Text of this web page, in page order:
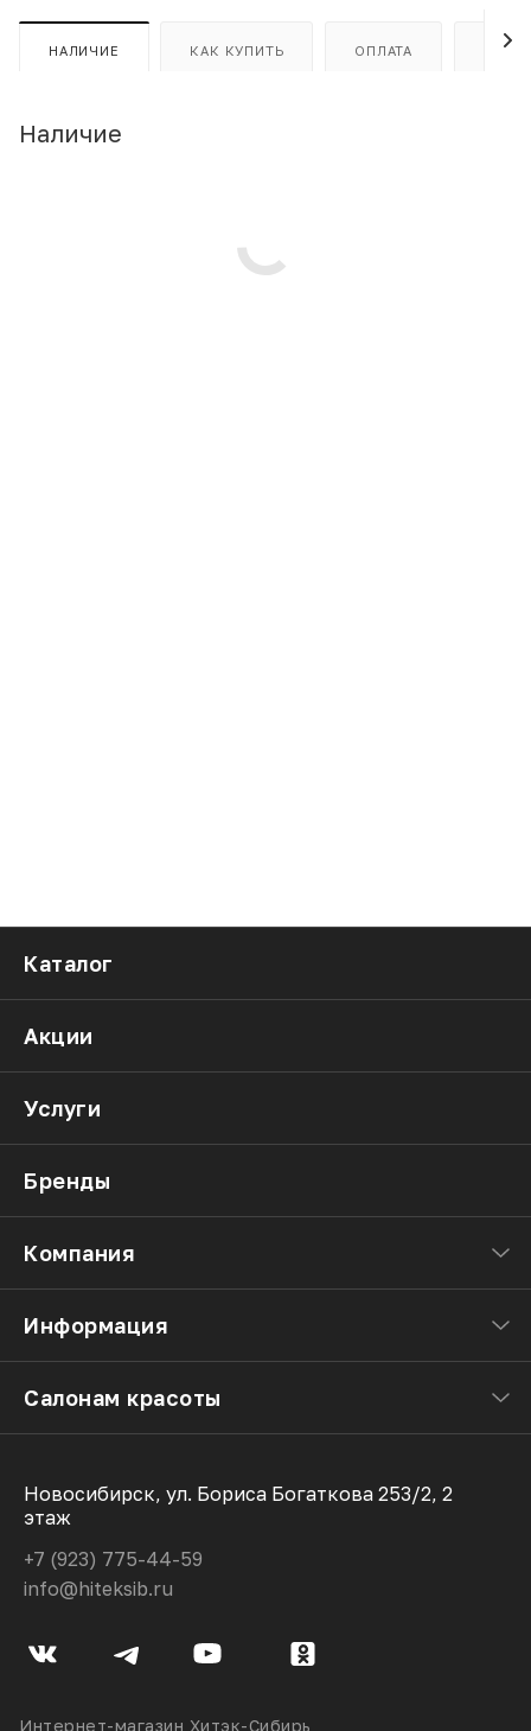
НАЛИЧИЕ КАК КУПИТЬ ОПЛАТА
Наличие
Каталог
Акции
Услуги
Бренды
Компания
Информация
Салонам красоты
Новосибирск, ул. Бориса Богаткова 253/2, 2
этаж
+7 (923) 775-44-59
info@hiteksib.ru
Интернет-магазин Хитэк-Сибирь